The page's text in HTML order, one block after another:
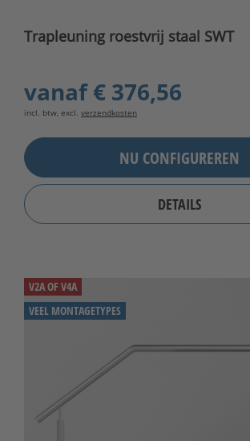
Trapleuning roestvrij staal SWT
vanaf€ 376,56
incl. btw, excl. verzendkosten
NU CONFIGUREREN
DETAILS
V2A OF V4A
VEEL MONTAGETYPES